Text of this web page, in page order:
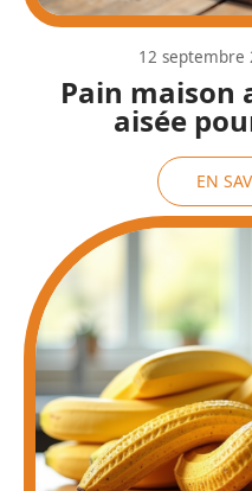
Pain maison
aisée
12 septembre
EN